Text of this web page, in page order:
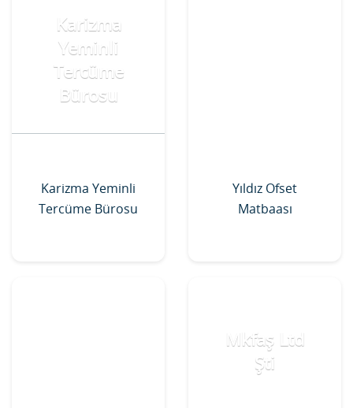
Karizma
Yeminli
Tercüme
Bürosu
Karizma Yeminli
Tercüme Bürosu
Yıldız Ofset
Matbaası
Mkfaş Ltd
Şti